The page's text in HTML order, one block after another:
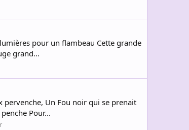
pour un flambeau Cette grande
grand...
pervenche, Un Fou noir qui se prenait
Pour...